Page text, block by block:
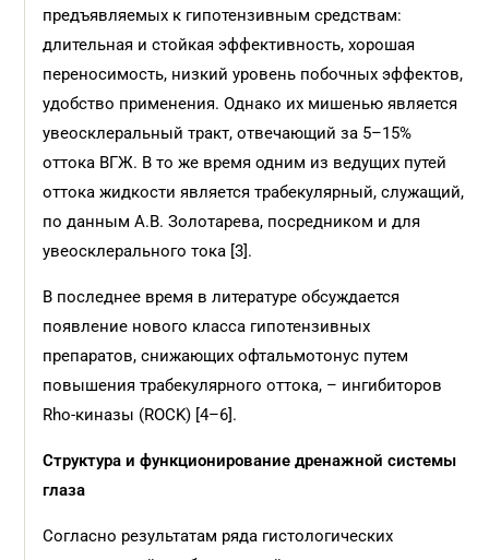
предъявляемых к гипотензивным средствам:
длительная и стойкая эффективность, хорошая
переносимость, низкий уровень побочных эффектов,
удобство применения. Однако их мишенью является
увеосклеральный тракт, отвечающий за 5–15%
оттока ВГЖ. В то же время одним из ведущих путей
оттока жидкости является трабекулярный, служащий,
по данным А.В. Золотарева, посредником и для
увеосклерального тока [3].
В последнее время в литературе обсуждается
появление нового класса гипотензивных
препаратов, снижающих офтальмотонус путем
повышения трабекулярного оттока, – ингибиторов
Rho-киназы (ROCK) [4–6].
Структура и функционирование дренажной системы
глаза
Согласно результатам ряда гистологических